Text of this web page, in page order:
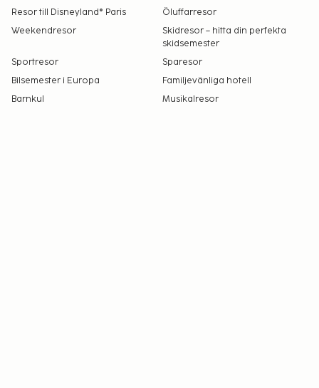
Resor till Disneyland® Paris
Öluffarresor
Weekendresor
Skidresor – hitta din perfekta
skidsemester
Sportresor
Sparesor
Bilsemester i Europa
Familjevänliga hotell
Barnkul
Musikalresor